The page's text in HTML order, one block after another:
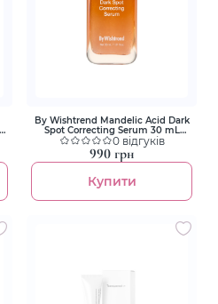
By Wishtrend Mandelic Acid Dark
Spot Correcting Serum 30 mL
Сироватка для обличчя
0 відгуків
990 грн
Купити